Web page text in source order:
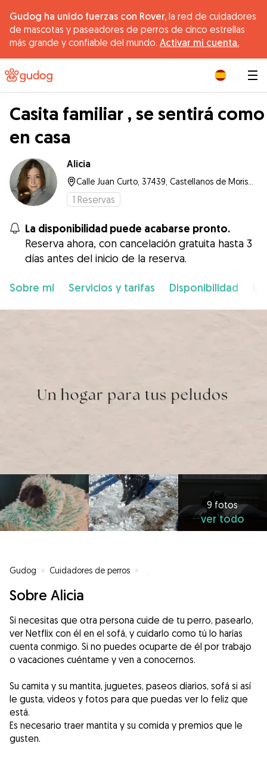
Gudog ha unido fuerzas con Rover, la red de cuidadores
de mascotas y paseadores de perros de cinco estrellas
más grande y confiable del mundo. Activar mi cuenta.
Casita familiar , se sentirá como
en casa
Alicia
1 Reservas
La disponibilidad puede acabarse pronto.
Reserva ahora, con cancelación gratuita hasta 3
días antes del inicio de la reserva.
Sobre mí Servicios y tarifas Disponibilidad
9 fotos
ver todo
Gudog » Cuidadores de perros »
Sobre Alicia
Si necesitas que otra persona cuide de tu perro, pasearlo,
ver Netflix con él en el sofá, y cuidarlo como tú lo harías
cuenta conmigo. Si no puedes ocuparte de él por trabajo
o vacaciones cuéntame y ven a conocernos.
Su camita y su mantita, juguetes, paseos diarios, sofá si así
le gusta, videos y fotos para que puedas ver lo feliz que
está.
Es necesario traer mantita y su comida y premios que le
gusten.